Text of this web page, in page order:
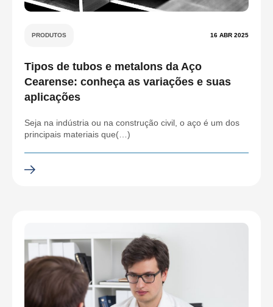
PRODUTOS 16 ABR 2025
Tipos de tubos e metalons da Aço
Cearense: conheça as variações e suas
aplicações
Seja na indústria ou na construção civil, o aço é um dos
principais materiais que(…)